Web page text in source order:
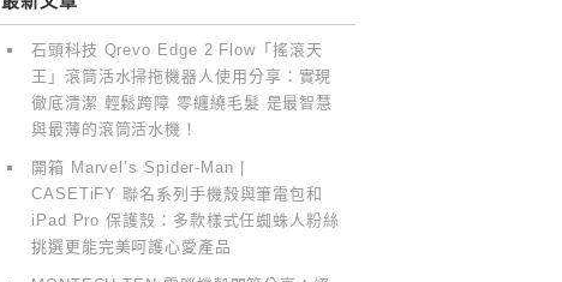
石頭科技 Qrevo Edge 2 Flow「搖滾天
王」滾筒活水掃拖機器人使用分享：實現
徹底清潔 輕鬆跨障 零纏繞毛髮 是最智慧
與最薄的滾筒活水機！
開箱 Marvel’s Spider-Man |
CASETiFY 聯名系列手機殼與筆電包和
iPad Pro 保護殼：多款樣式任蜘蛛人粉絲
挑選更能完美呵護心愛產品